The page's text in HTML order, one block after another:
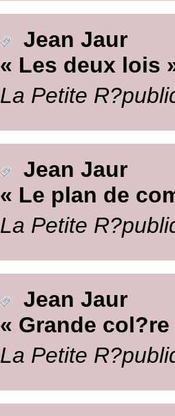
Jean Jaur
« Les deux lois
La Petite
Jean Jaur
« Le plan de
La Petite
Jean Jaur
« Grande col?re
La Petite